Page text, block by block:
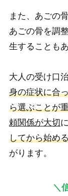
また、あごの
あごの骨を調
生することも
大人の受け口
身の症状に合
ら選ぶことが
頼関係が大切
してから始め
がります。
＼